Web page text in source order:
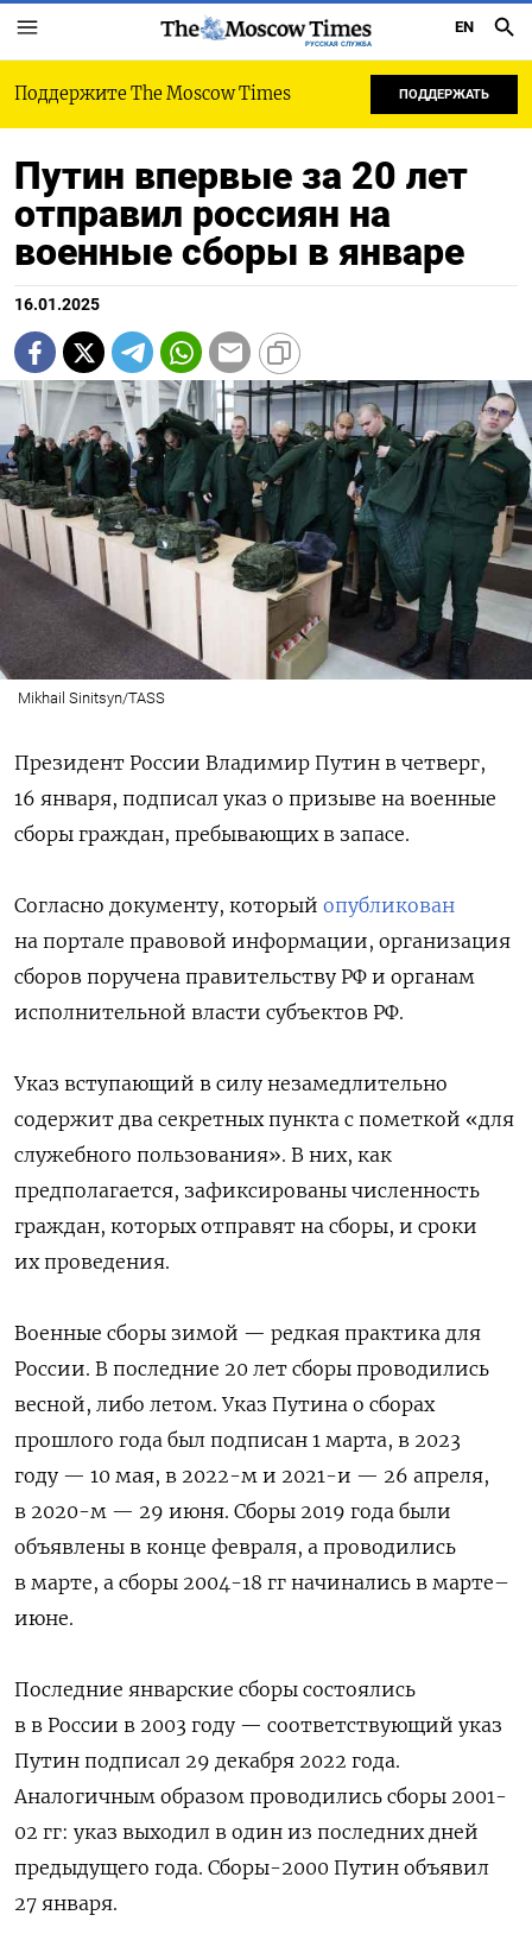
РУССКАЯ СЛУЖБА
EN
Поддержите The Moscow Times ПОДДЕРЖАТЬ
Путин впервые за 20 лет
отправил россиян на
военные сборы в январе
16.01.2025
Mikhail Sinitsyn/TASS
Президент России Владимир Путин в четверг,
16 января, подписал указ о призыве на военные
сборы граждан, пребывающих в запасе.
Согласно документу, который опубликован
на портале правовой информации, организация
сборов поручена правительству РФ и органам
исполнительной власти субъектов РФ.
Указ вступающий в силу незамедлительно
содержит два секретных пункта с пометкой «для
служебного пользования». В них, как
предполагается, зафиксированы численность
граждан, которых отправят на сборы, и сроки
их проведения.
Военные сборы зимой — редкая практика для
России. В последние 20 лет сборы проводились
весной, либо летом. Указ Путина о сборах
прошлого года был подписан 1 марта, в 2023
году — 10 мая, в 2022-м и 2021-и — 26 апреля,
в 2020-м — 29 июня. Сборы 2019 года были
объявлены в конце февраля, а проводились
в марте, а сборы 2004-18 гг начинались в марте–
июне.
Последние январские сборы состоялись
в в России в 2003 году — соответствующий указ
Путин подписал 29 декабря 2022 года.
Аналогичным образом проводились сборы 2001-
02 гг: указ выходил в один из последних дней
предыдущего года. Сборы-2000 Путин объявил
27 января.